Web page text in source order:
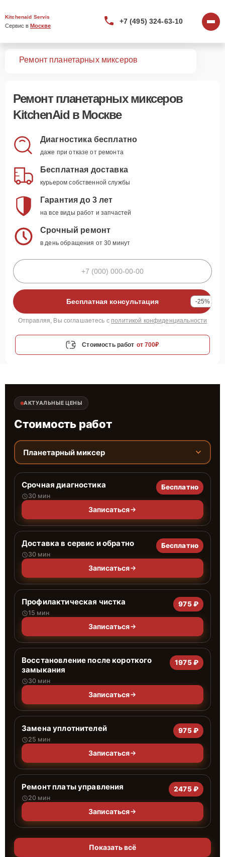
Kitchenaid Servis
Сервис в Москве
+7 (495) 324-63-10
Ремонт планетарных миксеров
Ремонт планетарных миксеров
KitchenAid в Москве
Диагностика бесплатно
даже при отказе от ремонта
Бесплатная доставка
курьером собственной службы
Гарантия до 3 лет
на все виды работ и запчастей
Срочный ремонт
в день обращения от 30 минут
Бесплатная консультация -25%
Отправляя, Вы соглашаетесь с политикой конфиденциальности
Стоимость работ от 700₽
АКТУАЛЬНЫЕ ЦЕНЫ
Стоимость работ
Планетарный миксер
Срочная диагностика
30 мин
Бесплатно
Записаться
Доставка в сервис и обратно
30 мин
Бесплатно
Записаться
Профилактическая чистка
15 мин
975 ₽
Записаться
Восстановление после короткого
замыкания
30 мин
1975 ₽
Записаться
Замена уплотнителей
25 мин
975 ₽
Записаться
Ремонт платы управления
20 мин
2475 ₽
Записаться
Показать всё